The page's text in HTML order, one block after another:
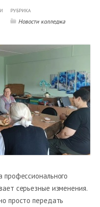
РУБРИКА
Новости колледжа
профессионального
серьезные изменения.
просто передать